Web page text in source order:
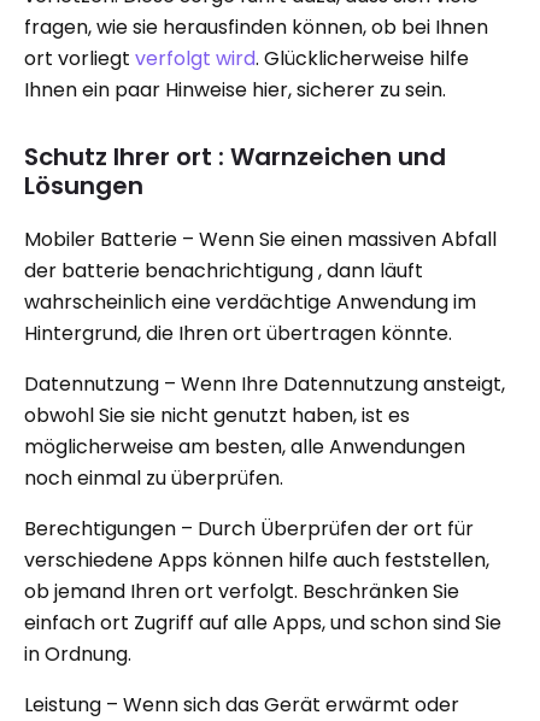
fragen, wie sie herausfinden können, ob bei Ihnen
ort vorliegt verfolgt wird. Glücklicherweise hilfe
Ihnen ein paar Hinweise hier, sicherer zu sein.
Schutz Ihrer ort : Warnzeichen und
Lösungen
Mobiler Batterie – Wenn Sie einen massiven Abfall
der batterie benachrichtigung , dann läuft
wahrscheinlich eine verdächtige Anwendung im
Hintergrund, die Ihren ort übertragen könnte.
Datennutzung – Wenn Ihre Datennutzung ansteigt,
obwohl Sie sie nicht genutzt haben, ist es
möglicherweise am besten, alle Anwendungen
noch einmal zu überprüfen.
Berechtigungen – Durch Überprüfen der ort für
verschiedene Apps können hilfe auch feststellen,
ob jemand Ihren ort verfolgt. Beschränken Sie
einfach ort Zugriff auf alle Apps, und schon sind Sie
in Ordnung.
Leistung – Wenn sich das Gerät erwärmt oder